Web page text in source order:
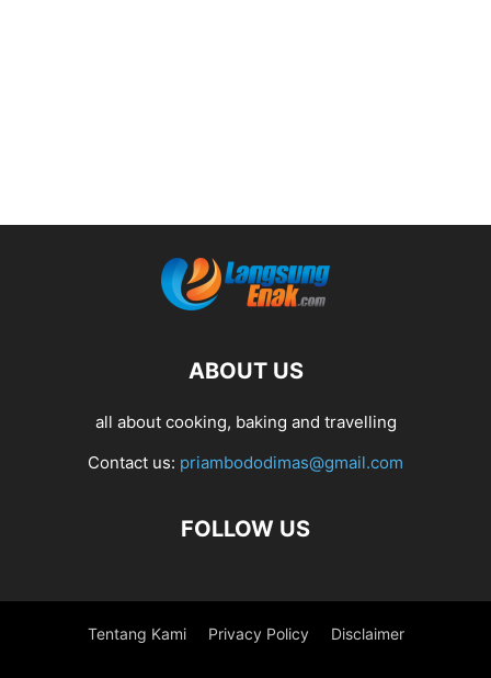
ABOUT US
all about cooking, baking and travelling
Contact us: priambododimas@gmail.com
FOLLOW US
Tentang Kami Privacy Policy Disclaimer